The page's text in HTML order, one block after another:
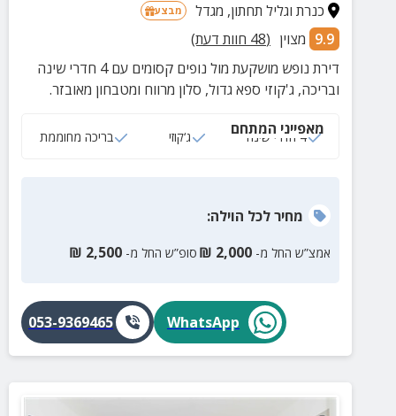
כנרת וגליל תחתון, מגדל מבצע
9.9 מצוין (
48 חוות דעת)
דירת נופש מושקעת מול נופים קסומים עם 4 חדרי שינה
ובריכה, ג'קוזי ספא גדול, סלון מרווח ומטבחון מאובזר.
מאפייני המתחם
4 חדרי שינה ג‘קוזי בריכה מחוממת
מחירלכל הוילה:
אמצ”ש החל מ- 2,000
₪ סופ”ש החל מ- 2,500
₪
WhatsApp
053-9369465